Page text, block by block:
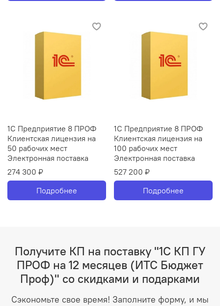
1С Предприятие 8 ПРОФ
Клиентская лицензия на
50 рабочих мест
Электронная поставка
274 300 ₽
Подробнее
1С Предприятие 8 ПРОФ
Клиентская лицензия на
100 рабочих мест
Электронная поставка
527 200 ₽
Подробнее
Получите КП на поставку "1С КП ГУ
ПРОФ на 12 месяцев (ИТС Бюджет
Проф)" со скидками и подарками
Сэкономьте свое время! Заполните форму, и мы